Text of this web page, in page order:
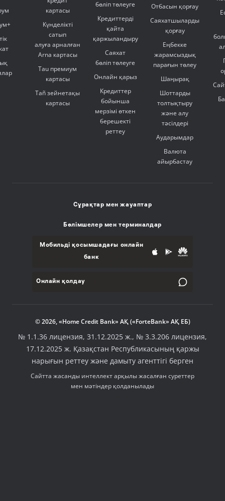
картасы
Күнделікті
сатып
алуға арналған
Arna картасы
Tau премиум
картасы
Tañ зейнетақы
картасы
бөліп төлеуге
Кредиттерді
қайта
қаржыландыру
Саяхат
бөліп төлеуге
Онлайн қарыз
Кредиттер
бойынша
мерзімі өткен
берешекті
реттеу
Отбасын қорғау
Саяхатшыларды
қорғау
Еңбекке
жарамсыздық
парағын төлеу
Шаңырақ
Шоттарды
толтықтыру
және алу
тәсілдері
Аударымдар
Валюта
айырбастау
Сұрақтар мен жауаптар
Бөлімшелер мен терминалдар
Мобильді қосымшадағы онлайн
банк
Онлайн қолдау
© 2026, «Home Credit Bank» АҚ («ForteBank» АҚ ЕБ)
№ 1.1.36 лицензия, 31.12.2025 ж., № 3.3.206 лицензия,
17.12.2025 ж. Қазақстан Республикасының қаржы
нарығын реттеу және дамыту агенттігі берген
Сайтта жасанды интеллект арқылы жасалған суреттер
мен мәтіндер қолданылады